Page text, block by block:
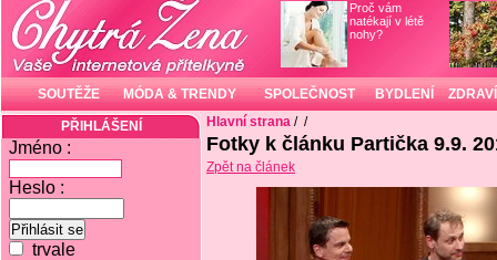
Proč vám
natékají v létě
nohy?
SOUTĚŽE MÓDA & TRENDY SPOLEČNOST BYDLENÍ ZDRAVÍ
PŘIHLÁŠENÍ
Jméno :
Heslo :
trvale
Hlavní strana / /
Fotky k článku Partička 9.9.
Zpět na článek